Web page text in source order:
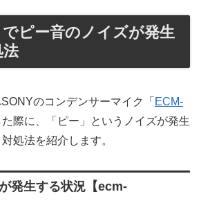
ピー音のノイズが発生
法
のコンデンサーマイク「 ECM-
た際に、「ピー」というノイズが発生
処法を紹介します。
発生する状況【ecm-